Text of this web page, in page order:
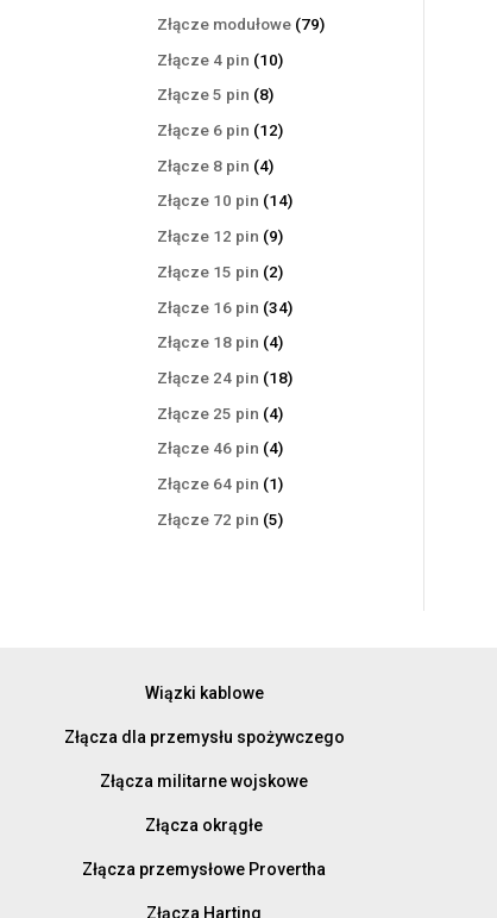
produkty
Złącze modułowe 7979
Złącze 4 pin 1010
Złącze 5 pin 88
produktów
Złącze 6 pin 1212
Złącze 8 pin 44
produkty
Złącze 10 pin 1414
Złącze 12 pin 99
produktów
Złącze 15 pin 22
produkty
Złącze 16 pin 3434
Złącze 18 pin 44
produkty
Złącze 24 pin 1818
Złącze 25 pin 44
produkty
Złącze 46 pin 44
produkty
Złącze 64 pin 11
produkt
Złącze 72 pin 55
Wiązki kablowe
Złącza dla przemysłu spożywczego
Złącza militarne wojskowe
Złącza okrągłe
Złącza przemysłowe Provertha
Złącza Harting